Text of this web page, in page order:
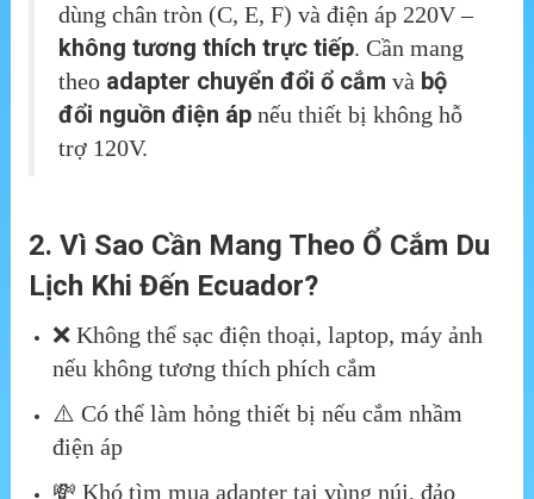
dùng chân tròn (C, E, F) và điện áp 220V –
không tương thích trực tiếp. Cần mang
theo adapter chuyển đổi ổ cắm và bộ
đổi nguồn điện áp nếu thiết bị không hỗ
trợ 120V.
2. Vì Sao Cần Mang Theo Ổ Cắm Du
Lịch Khi Đến Ecuador?
❌ Không thể sạc điện thoại, laptop, máy ảnh
nếu không tương thích phích cắm
⚠️ Có thể làm hỏng thiết bị nếu cắm nhầm
điện áp
💸 Khó tìm mua adapter tại vùng núi, đảo